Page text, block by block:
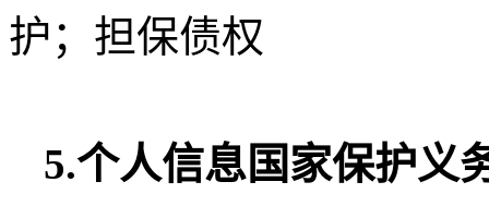
护；担保债权
5.个人信息国家保护义